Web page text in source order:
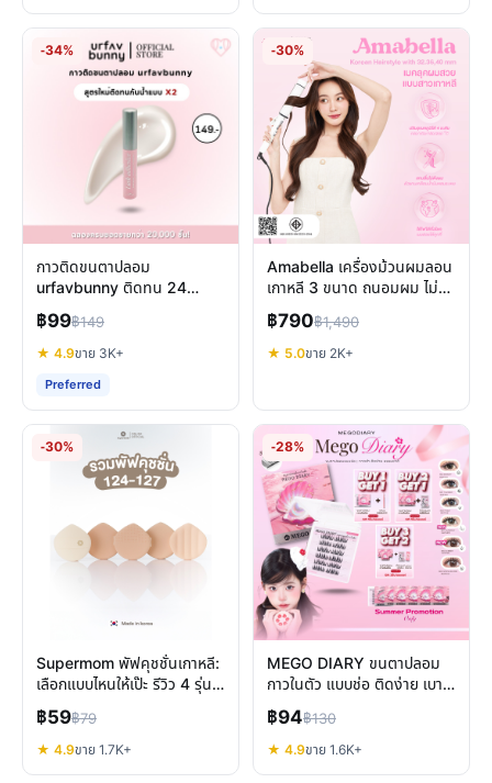
-34%
กาวติดขนตาปลอม
urfavbunny ติดทน 24
ชั่วโมง แห้งไว กันน้ำ ไม่หลุด
฿99฿149
★ 4.9ขาย 3K+
Preferred
-30%
Amabella เครื่องม้วนผมลอน
เกาหลี 3 ขนาด ถนอมผม ไม่ชี้
ฟู มี มอก.
฿790฿1,490
★ 5.0ขาย 2K+
-30%
Supermom พัฟคุชชั่นเกาหลี:
เลือกแบบไหนให้เป๊ะ รีวิว 4 รุ่น
ยอดนิยม
฿59฿79
★ 4.9ขาย 1.7K+
-28%
MEGO DIARY ขนตาปลอม
กาวในตัว แบบช่อ ติดง่าย เบา
สบาย ทรงสวย ดูเป็นธรรมชาติ
฿94฿130
★ 4.9ขาย 1.6K+